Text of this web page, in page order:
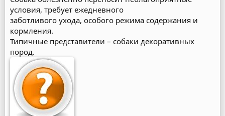
условия, требует ежедневного
заботливого ухода, особого режима содержания и
кормления.
Типичные представители – собаки декоративных
пород.